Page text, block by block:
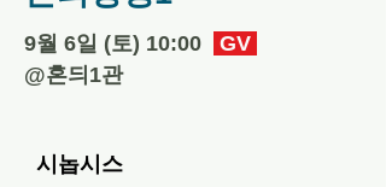
​9월 6일 (토) 10:00
GV
​@혼듸1관
시놉시스